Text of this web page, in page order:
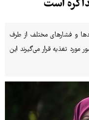
است
و فشارهای مختلف از طرف
تغذیه قرار می‌گیرند این